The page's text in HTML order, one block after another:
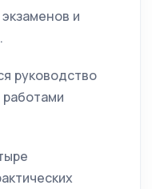
и
руководство